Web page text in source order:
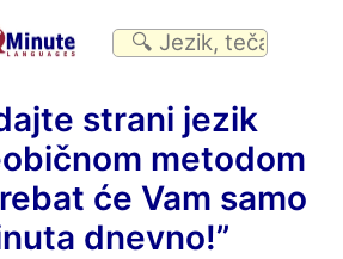
strani jezik
metodom
će Vam samo
dnevno!”